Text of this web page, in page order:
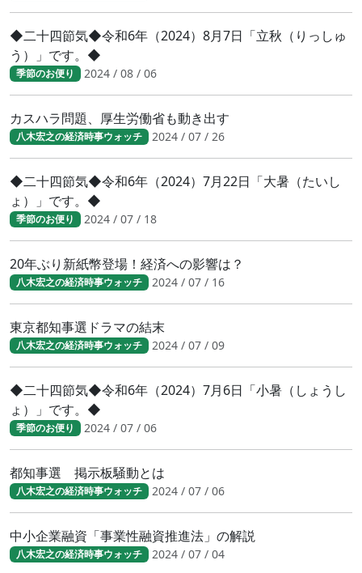
◆二十四節気◆令和6年（2024）8月7日「立秋（りっしゅ
う）」です。◆
季節のお便り 2024 / 08 / 06
カスハラ問題、厚生労働省も動き出す
八木宏之の経済時事ウォッチ 2024 / 07 / 26
◆二十四節気◆令和6年（2024）7月22日「大暑（たいし
ょ）」です。◆
季節のお便り 2024 / 07 / 18
20年ぶり新紙幣登場！経済への影響は？
八木宏之の経済時事ウォッチ 2024 / 07 / 16
東京都知事選ドラマの結末
八木宏之の経済時事ウォッチ 2024 / 07 / 09
◆二十四節気◆令和6年（2024）7月6日「小暑（しょうし
ょ）」です。◆
季節のお便り 2024 / 07 / 06
都知事選 掲示板騒動とは
八木宏之の経済時事ウォッチ 2024 / 07 / 06
中小企業融資「事業性融資推進法」の解説
八木宏之の経済時事ウォッチ 2024 / 07 / 04